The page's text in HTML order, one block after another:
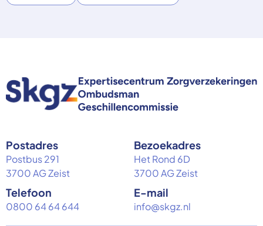
Postadres
Postbus 291
3700 AG Zeist
Bezoekadres
Het Rond 6D
3700 AG Zeist
Telefoon
0800 64 64 644
E-mail
info@skgz.nl